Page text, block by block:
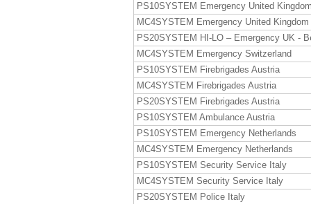
PS10SYSTEM Emergency United Kingdom
MC4SYSTEM Emergency United Kingdom
PS20SYSTEM HI-LO – Emergency UK -
MC4SYSTEM Emergency Switzerland
PS10SYSTEM Firebrigades Austria
MC4SYSTEM Firebrigades Austria
PS20SYSTEM Firebrigades Austria
PS10SYSTEM Ambulance Austria
PS10SYSTEM Emergency Netherlands
MC4SYSTEM Emergency Netherlands
PS10SYSTEM Security Service Italy
MC4SYSTEM Security Service Italy
PS20SYSTEM Police Italy